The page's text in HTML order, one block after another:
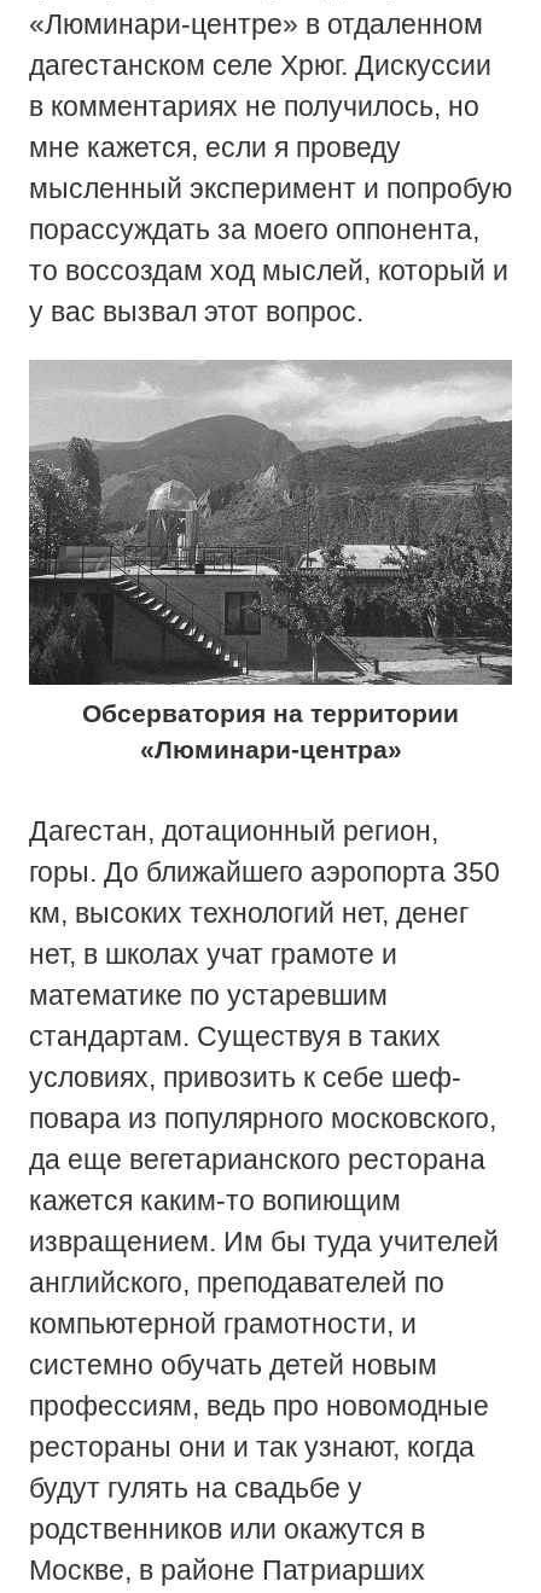
«Люминари-центре» в отдаленном
дагестанском селе Хрюг. Дискуссии
в комментариях не получилось, но
мне кажется, если я проведу
мысленный эксперимент и попробую
порассуждать за моего оппонента,
то воссоздам ход мыслей, который и
у вас вызвал этот вопрос.
Обсерватория на территории
«Люминари-центра»
Дагестан, дотационный регион,
горы. До ближайшего аэропорта 350
км, высоких технологий нет, денег
нет, в школах учат грамоте и
математике по устаревшим
стандартам. Существуя в таких
условиях, привозить к себе шеф-
повара из популярного московского,
да еще вегетарианского ресторана
кажется каким-то вопиющим
извращением. Им бы туда учителей
английского, преподавателей по
компьютерной грамотности, и
системно обучать детей новым
профессиям, ведь про новомодные
рестораны они и так узнают, когда
будут гулять на свадьбе у
родственников или окажутся в
Москве, в районе Патриарших